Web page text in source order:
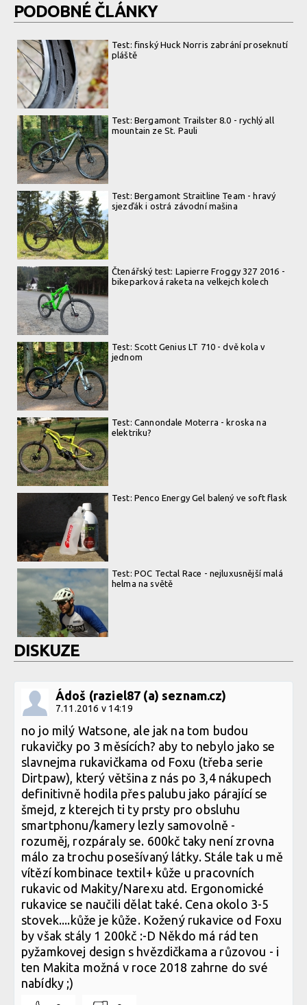
PODOBNÉ ČLÁNKY
Test: finský Huck Norris zabrání proseknutí
pláště
Test: Bergamont Trailster 8.0 - rychlý all
mountain ze St. Pauli
Test: Bergamont Straitline Team - hravý
sjezďák i ostrá závodní mašina
Čtenářský test: Lapierre Froggy 327 2016 -
bikeparková raketa na velkejch kolech
Test: Scott Genius LT 710 - dvě kola v
jednom
Test: Cannondale Moterra - kroska na
elektriku?
Test: Penco Energy Gel balený ve soft flask
Test: POC Tectal Race - nejluxusnější malá
helma na světě
DISKUZE
Ádoš (raziel87 (a) seznam.cz)
7.11.2016 v 14:19
no jo milý Watsone, ale jak na tom budou
rukavičky po 3 měsících? aby to nebylo jako se
slavnejma rukavičkama od Foxu (třeba serie
Dirtpaw), který většina z nás po 3,4 nákupech
definitivně hodila přes palubu jako párající se
šmejd, z kterejch ti ty prsty pro obsluhu
smartphonu/kamery lezly samovolně -
rozuměj, rozpáraly se. 600kč taky není zrovna
málo za trochu posešívaný látky. Stále tak u mě
vítězí kombinace textil+ kůže u pracovních
rukavic od Makity/Narexu atd. Ergonomické
rukavice se naučili dělat také. Cena okolo 3-5
stovek....kůže je kůže. Kožený rukavice od Foxu
by však stály 1 200kč :-D Někdo má rád ten
pyžamkovej design s hvězdičkama a růzovou - i
ten Makita možná v roce 2018 zahrne do své
nabídky ;)